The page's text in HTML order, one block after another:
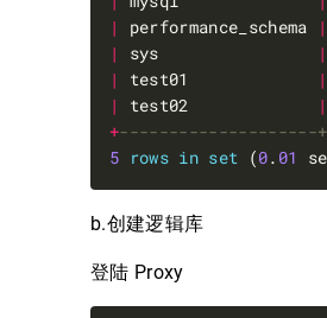
|
performance_schema
|
|
sys
|
|
test01
|
|
test02
|
+
5 rows in set (0. 01
b.创建逻辑库
登陆 Proxy